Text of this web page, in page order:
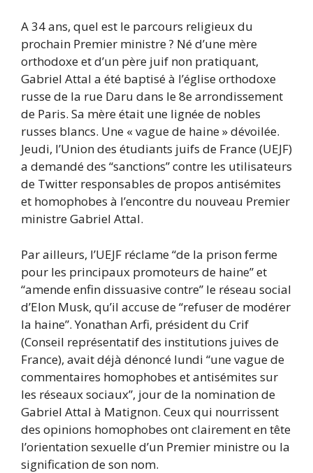
A 34 ans, quel est le parcours religieux du
prochain Premier ministre ? Né d’une mère
orthodoxe et d’un père juif non pratiquant,
Gabriel Attal a été baptisé à l’église orthodoxe
russe de la rue Daru dans le 8e arrondissement
de Paris. Sa mère était une lignée de nobles
russes blancs. Une « vague de haine » dévoilée.
Jeudi, l’Union des étudiants juifs de France (UEJF)
a demandé des “sanctions” contre les utilisateurs
de Twitter responsables de propos antisémites
et homophobes à l’encontre du nouveau Premier
ministre Gabriel Attal.
Par ailleurs, l’UEJF réclame “de la prison ferme
pour les principaux promoteurs de haine” et
“amende enfin dissuasive contre” le réseau social
d’Elon Musk, qu’il accuse de “refuser de modérer
la haine”. Yonathan Arfi, président du Crif
(Conseil représentatif des institutions juives de
France), avait déjà dénoncé lundi “une vague de
commentaires homophobes et antisémites sur
les réseaux sociaux”, jour de la nomination de
Gabriel Attal à Matignon. Ceux qui nourrissent
des opinions homophobes ont clairement en tête
l’orientation sexuelle d’un Premier ministre ou la
signification de son nom.